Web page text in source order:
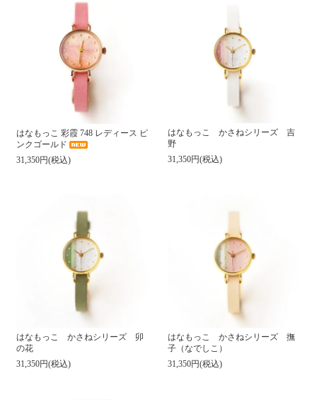
はなもっこ 彩霞 748 レディース ピ
ンクゴールド
31,350円(税込)
はなもっこ かさねシリーズ 吉
野
31,350円(税込)
はなもっこ かさねシリーズ 卯
の花
31,350円(税込)
はなもっこ かさねシリーズ 撫
子（なでしこ）
31,350円(税込)